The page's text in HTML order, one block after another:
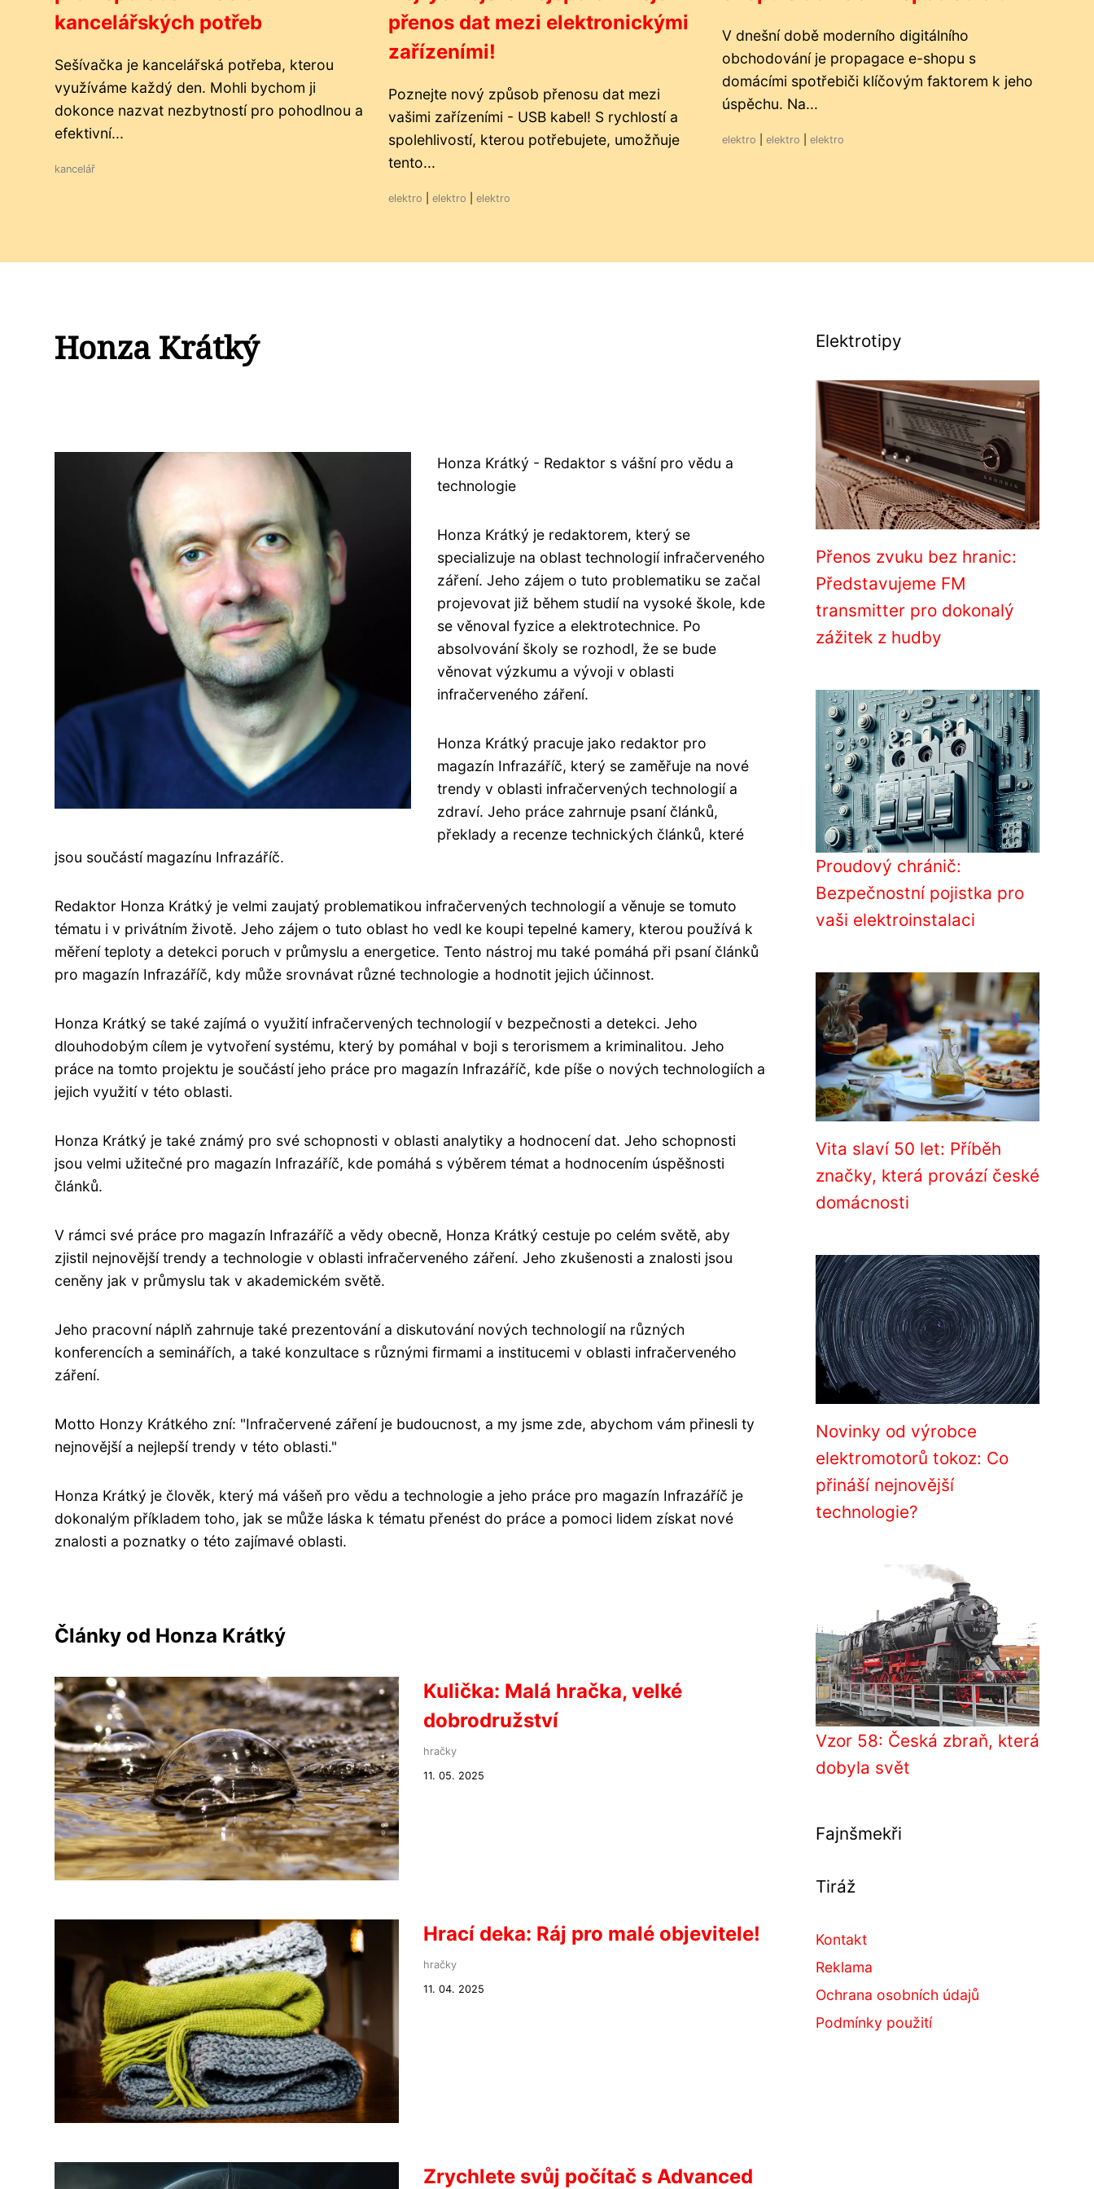
kancelářských potřeb
Sešívačka je kancelářská potřeba, kterou
využíváme každý den. Mohli bychom ji
dokonce nazvat nezbytností pro pohodlnou a
efektivní...
kancelář
přenos dat mezi elektronickými
zařízeními!
Poznejte nový způsob přenosu dat mezi
vašimi zařízeními - USB kabel! S rychlostí a
spolehlivostí, kterou potřebujete, umožňuje
tento...
elektro elektro elektro
V dnešní době moderního digitálního
obchodování je propagace e-shopu s
domácími spotřebiči klíčovým faktorem k jeho
úspěchu. Na...
elektro elektro elektro
Honza Krátký
Honza Krátký - Redaktor s vášní pro vědu a
technologie
Honza Krátký je redaktorem, který se
specializuje na oblast technologií infračerveného
záření. Jeho zájem o tuto problematiku se začal
projevovat již během studií na vysoké škole, kde
se věnoval fyzice a elektrotechnice. Po
absolvování školy se rozhodl, že se bude
věnovat výzkumu a vývoji v oblasti
infračerveného záření.
Honza Krátký pracuje jako redaktor pro
magazín Infrazáříč, který se zaměřuje na nové
trendy v oblasti infračervených technologií a
zdraví. Jeho práce zahrnuje psaní článků,
překlady a recenze technických článků, které
jsou součástí magazínu Infrazáříč.
Redaktor Honza Krátký je velmi zaujatý problematikou infračervených technologií a věnuje se tomuto
tématu i v privátním životě. Jeho zájem o tuto oblast ho vedl ke koupi tepelné kamery, kterou používá k
měření teploty a detekci poruch v průmyslu a energetice. Tento nástroj mu také pomáhá při psaní článků
pro magazín Infrazáříč, kdy může srovnávat různé technologie a hodnotit jejich účinnost.
Honza Krátký se také zajímá o využití infračervených technologií v bezpečnosti a detekci. Jeho
dlouhodobým cílem je vytvoření systému, který by pomáhal v boji s terorismem a kriminalitou. Jeho
práce na tomto projektu je součástí jeho práce pro magazín Infrazáříč, kde píše o nových technologiích a
jejich využití v této oblasti.
Honza Krátký je také známý pro své schopnosti v oblasti analytiky a hodnocení dat. Jeho schopnosti
jsou velmi užitečné pro magazín Infrazáříč, kde pomáhá s výběrem témat a hodnocením úspěšnosti
článků.
V rámci své práce pro magazín Infrazáříč a vědy obecně, Honza Krátký cestuje po celém světě, aby
zjistil nejnovější trendy a technologie v oblasti infračerveného záření. Jeho zkušenosti a znalosti jsou
ceněny jak v průmyslu tak v akademickém světě.
Jeho pracovní náplň zahrnuje také prezentování a diskutování nových technologií na různých
konferencích a seminářích, a také konzultace s různými firmami a institucemi v oblasti infračerveného
záření.
Motto Honzy Krátkého zní: "Infračervené záření je budoucnost, a my jsme zde, abychom vám přinesli ty
nejnovější a nejlepší trendy v této oblasti."
Honza Krátký je člověk, který má vášeň pro vědu a technologie a jeho práce pro magazín Infrazáříč je
dokonalým příkladem toho, jak se může láska k tématu přenést do práce a pomoci lidem získat nové
znalosti a poznatky o této zajímavé oblasti.
Články od Honza Krátký
Kulička: Malá hračka, velké
dobrodružství
hračky
11. 05. 2025
Hrací deka: Ráj pro malé objevitele!
hračky
11. 04. 2025
Zrychlete svůj počítač s Advanced
Elektrotipy
Přenos zvuku bez hranic:
Představujeme FM
transmitter pro dokonalý
zážitek z hudby
Proudový chránič:
Bezpečnostní pojistka pro
vaši elektroinstalaci
Vita slaví 50 let: Příběh
značky, která provází české
domácnosti
Novinky od výrobce
elektromotorů tokoz: Co
přináší nejnovější
technologie?
Vzor 58: Česká zbraň, která
dobyla svět
Fajnšmekři
Tiráž
Kontakt
Reklama
Ochrana osobních údajů
Podmínky použití